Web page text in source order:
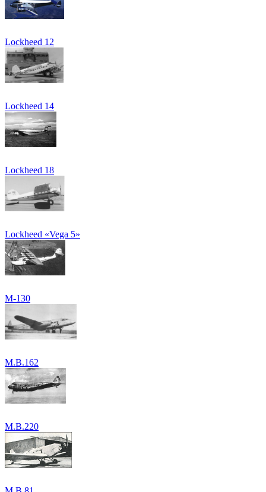
Lockheed 12
Lockheed 14
Lockheed 18
Lockheed «Vega 5»
M-130
M.B.162
M.B.220